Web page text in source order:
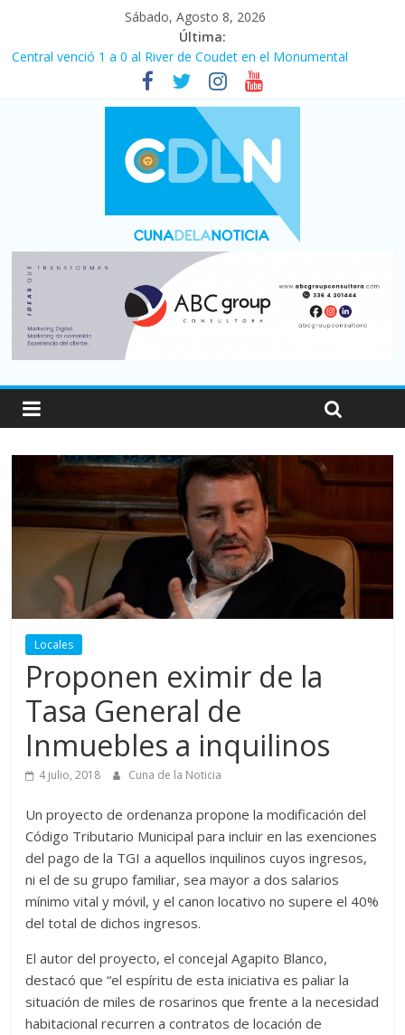
Sábado, Agosto 8, 2026
Última:
Central venció 1 a 0 al River de Coudet en el Monumental
La morosidad alcanzó su nivel más alto en dos décadas y ya
afecta a 400 mil deudores en Santa Fe
Desde que asumió Milei cerraron 41.000 kioscos: el sector
denuncia crisis como en 2001
Vacaciones de invierno con más movimiento y consumo
turístico: 4,6 millones de personas viajaron por el país, un 5,9%
Fuerte caída de la venta de autos usados en julio: bajó un 12,6%
Locales
Proponen eximir de la
Tasa General de
Inmuebles a inquilinos
4 julio, 2018 Cuna de la Noticia
Un proyecto de ordenanza propone la modificación del
Código Tributario Municipal para incluir en las exenciones
del pago de la TGI a aquellos inquilinos cuyos ingresos,
ni el de su grupo familiar, sea mayor a dos salarios
mínimo vital y móvil, y el canon locativo no supere el 40%
del total de dichos ingresos.
El autor del proyecto, el concejal Agapito Blanco,
destacó que “el espíritu de esta iniciativa es paliar la
situación de miles de rosarinos que frente a la necesidad
habitacional recurren a contratos de locación de